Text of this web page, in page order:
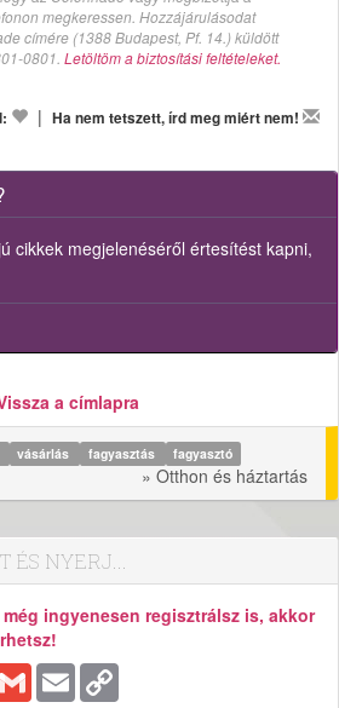
megkeressen. Hozzájárulásodat
címére (1388 Budapest, Pf. 14.) küldött
0801. Letöltöm a biztosítási feltételeket.
| Ha nem tetszett, írd meg miért nem!
cikkek megjelenéséről értesítést kapni,
a címlapra
vásárlás fagyasztás
fagyasztó
» Otthon és háztartás
ÉS NYERJ...
még ingyenesen regisztrálsz is, akkor
Gmail Email